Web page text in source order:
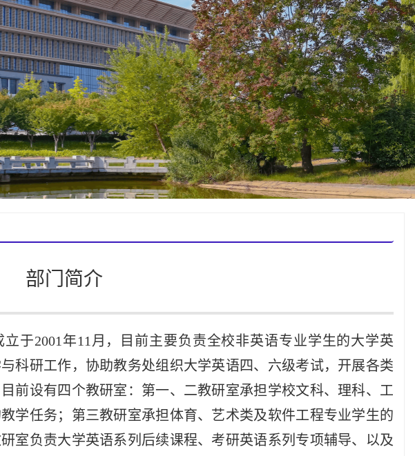
部门简介
于2001年11月，目前主要负责全校非英语专业学生的大学英
科研工作，协助教务处组织大学英语四、六级考试，开展各类
前设有四个教研室：第一、二教研室承担学校文科、理科、工
学任务；第三教研室承担体育、艺术类及软件工程专业学生的
室负责大学英语系列后续课程、考研英语系列专项辅导、以及